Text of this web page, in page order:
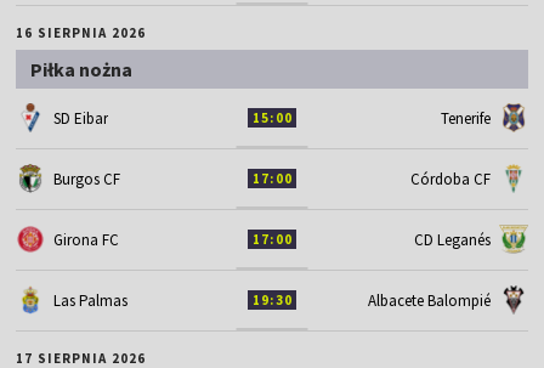
16 SIERPNIA 2026
Piłka nożna
SD Eibar 15:00 Tenerife
Burgos CF 17:00 Córdoba CF
Girona FC 17:00 CD Leganés
Las Palmas 19:30 Albacete Balompié
17 SIERPNIA 2026